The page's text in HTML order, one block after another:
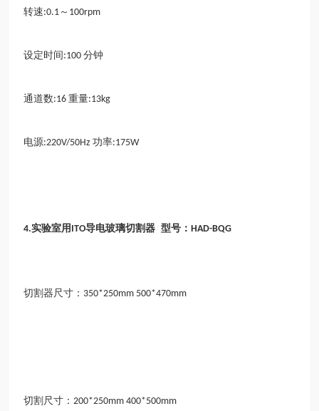
转速:0.1 ～ 100rpm
设定时间 :100分钟
通道数:16重量:13kg
电源:220V/50Hz功率:175W
4.实验室用 ITO导电玻璃切割器 型号：HAD-BQG
切割器尺寸： 350*250mm 500*470mm
切割尺寸： 200*250mm 400*500mm